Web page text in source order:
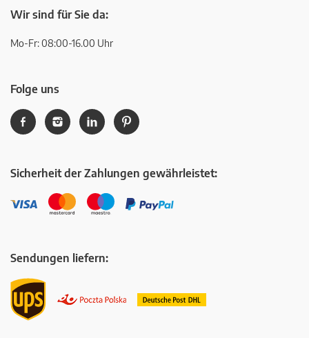
Wir sind für Sie da:
Mo-Fr: 08:00-16.00 Uhr
Folge uns
Sicherheit der Zahlungen gewährleistet:
Sendungen liefern: